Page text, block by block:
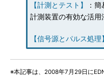
【計測とテスト】
：
計測装置の有効な活用
【信号源とパルス処理】
※本記事は、2008年7月29日に